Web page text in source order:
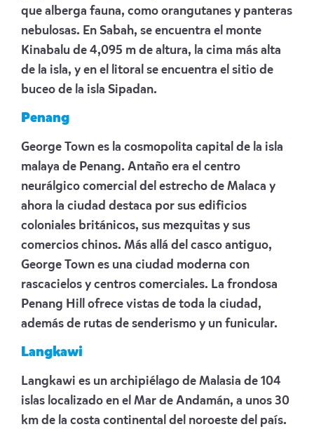
que alberga fauna, como orangutanes y panteras
nebulosas. En Sabah, se encuentra el monte
Kinabalu de 4,095 m de altura, la cima más alta
de la isla, y en el litoral se encuentra el sitio de
buceo de la isla Sipadan.
Penang
George Town es la cosmopolita capital de la isla
malaya de Penang. Antaño era el centro
neurálgico comercial del estrecho de Malaca y
ahora la ciudad destaca por sus edificios
coloniales británicos, sus mezquitas y sus
comercios chinos. Más allá del casco antiguo,
George Town es una ciudad moderna con
rascacielos y centros comerciales. La frondosa
Penang Hill ofrece vistas de toda la ciudad,
además de rutas de senderismo y un funicular.
Langkawi
Langkawi es un archipiélago de Malasia de 104
islas localizado en el Mar de Andamán, a unos 30
km de la costa continental del noroeste del país.